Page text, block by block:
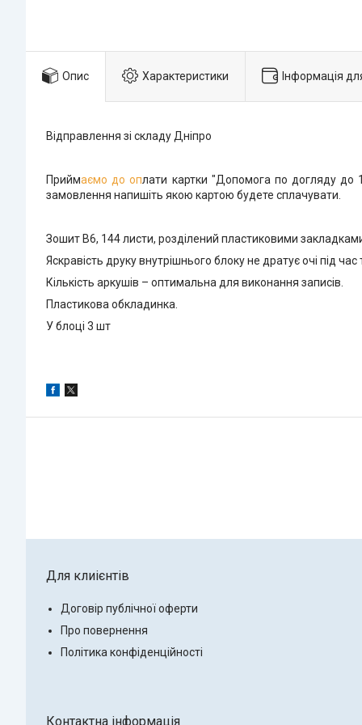
Опис Характеристики Інформація
Відправлення зі складу Дніпро
Приймаємо до оплати картки "Допомога по догляду до
замовлення напишіть якою картою будете сплачувати.
Зошит В6, 144 листи, розділений пластиковими
Яскравість друку внутрішнього блоку не дратує очі під
Кількість аркушів – оптимальна для виконання записів.
Пластикова обкладинка.
У блоці 3 шт
Для клиієнтів
Договір публічної оферти
Про повернення
Політика конфіденційності